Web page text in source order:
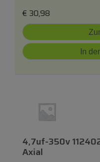
€ 30,98
In
4,7uf-350v
Axial